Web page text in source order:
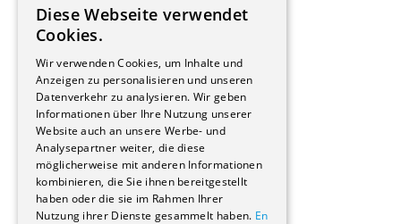
Hersteller/Lieferanten
Bauherrschaften
Immobilienverwaltungsgesellschaften
Stockwerkeigentum
Reportagen
Wohnungen
Renovierungen
Innere Umbauten
Gastgewerbe und Tourismus
Verwaltungsgebäude und Geschäfte
Schuleinrichtungen
FRENCH
Diese Webseite verwendet
Cookies.
Wir verwenden Cookies, um Inhalte und
Anzeigen zu personalisieren und unseren
Datenverkehr zu analysieren. Wir geben
Informationen über Ihre Nutzung unserer
Website auch an unsere Werbe- und
Analysepartner weiter, die diese
möglicherweise mit anderen Informationen
kombinieren, die Sie ihnen bereitgestellt
haben oder die sie im Rahmen Ihrer
Nutzung ihrer Dienste gesammelt haben. En